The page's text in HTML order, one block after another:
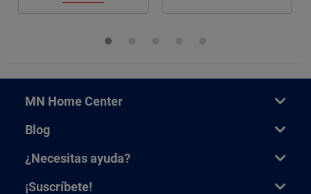
MN Home Center
Blog
¿Necesitas ayuda?
¡Suscríbete!